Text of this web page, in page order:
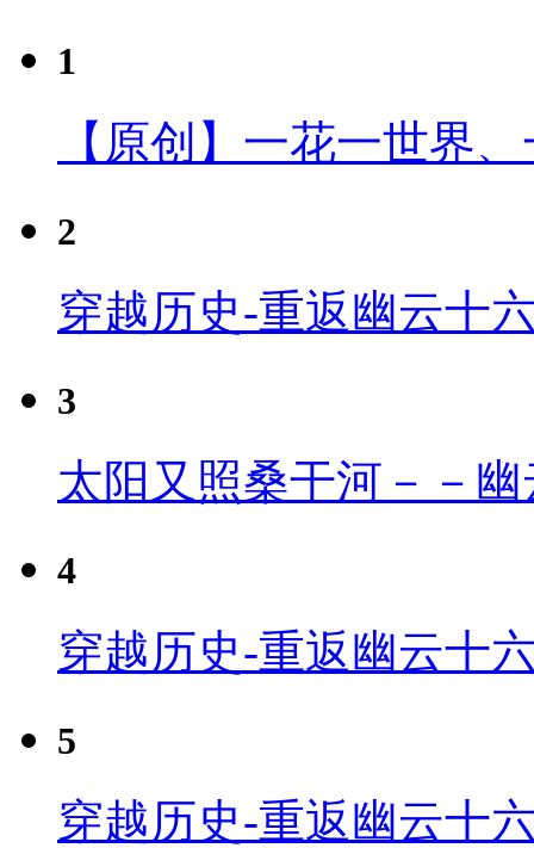
1
【原创】一花一世界
2
穿越历史-重返幽云十
3
太阳又照桑干河－－
4
穿越历史-重返幽云十
5
穿越历史-重返幽云十